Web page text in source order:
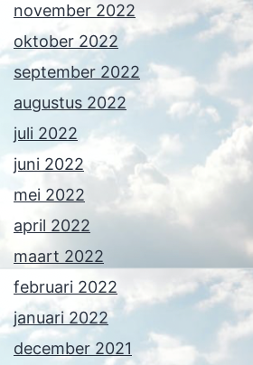
november 2022
oktober 2022
september 2022
augustus 2022
juli 2022
juni 2022
mei 2022
april 2022
maart 2022
februari 2022
januari 2022
december 2021